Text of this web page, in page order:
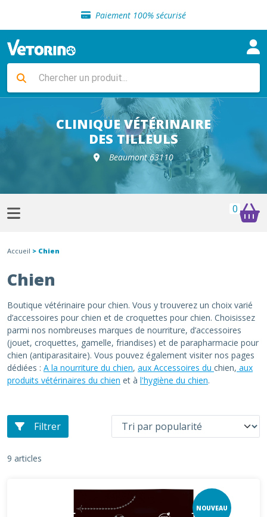
Paiement 100% sécurisé
Livraison gratuite en clinique vétérinaire
Sélection de croquettes vétérinaire
Livraison gratuite en clinique vétérinaire
Retour gratuit en clinique
Sélection de croquettes vétérinaire
CLINIQUE VÉTÉRINAIRE
DES TILLEULS
Beaumont 63110
0
Accueil > Chien
Chien
Boutique vétérinaire pour chien. Vous y trouverez un choix varié
d’accessoires pour chien et de croquettes pour chien. Choisissez
parmi nos nombreuses marques de nourriture, d’accessoires
(jouet, croquettes, gamelle, friandises) et de parapharmacie pour
chien (antiparasitaire). Vous pouvez également visiter nos pages
dédiées : A la nourriture du chien, aux Accessoires du chien, aux
produits vétérinaires du chien et à l'hygiène du chien.
Filtrer
9 articles
NOUVEAU